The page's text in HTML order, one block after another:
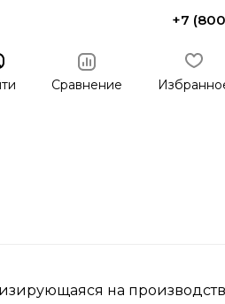
+7
Сравнение
на